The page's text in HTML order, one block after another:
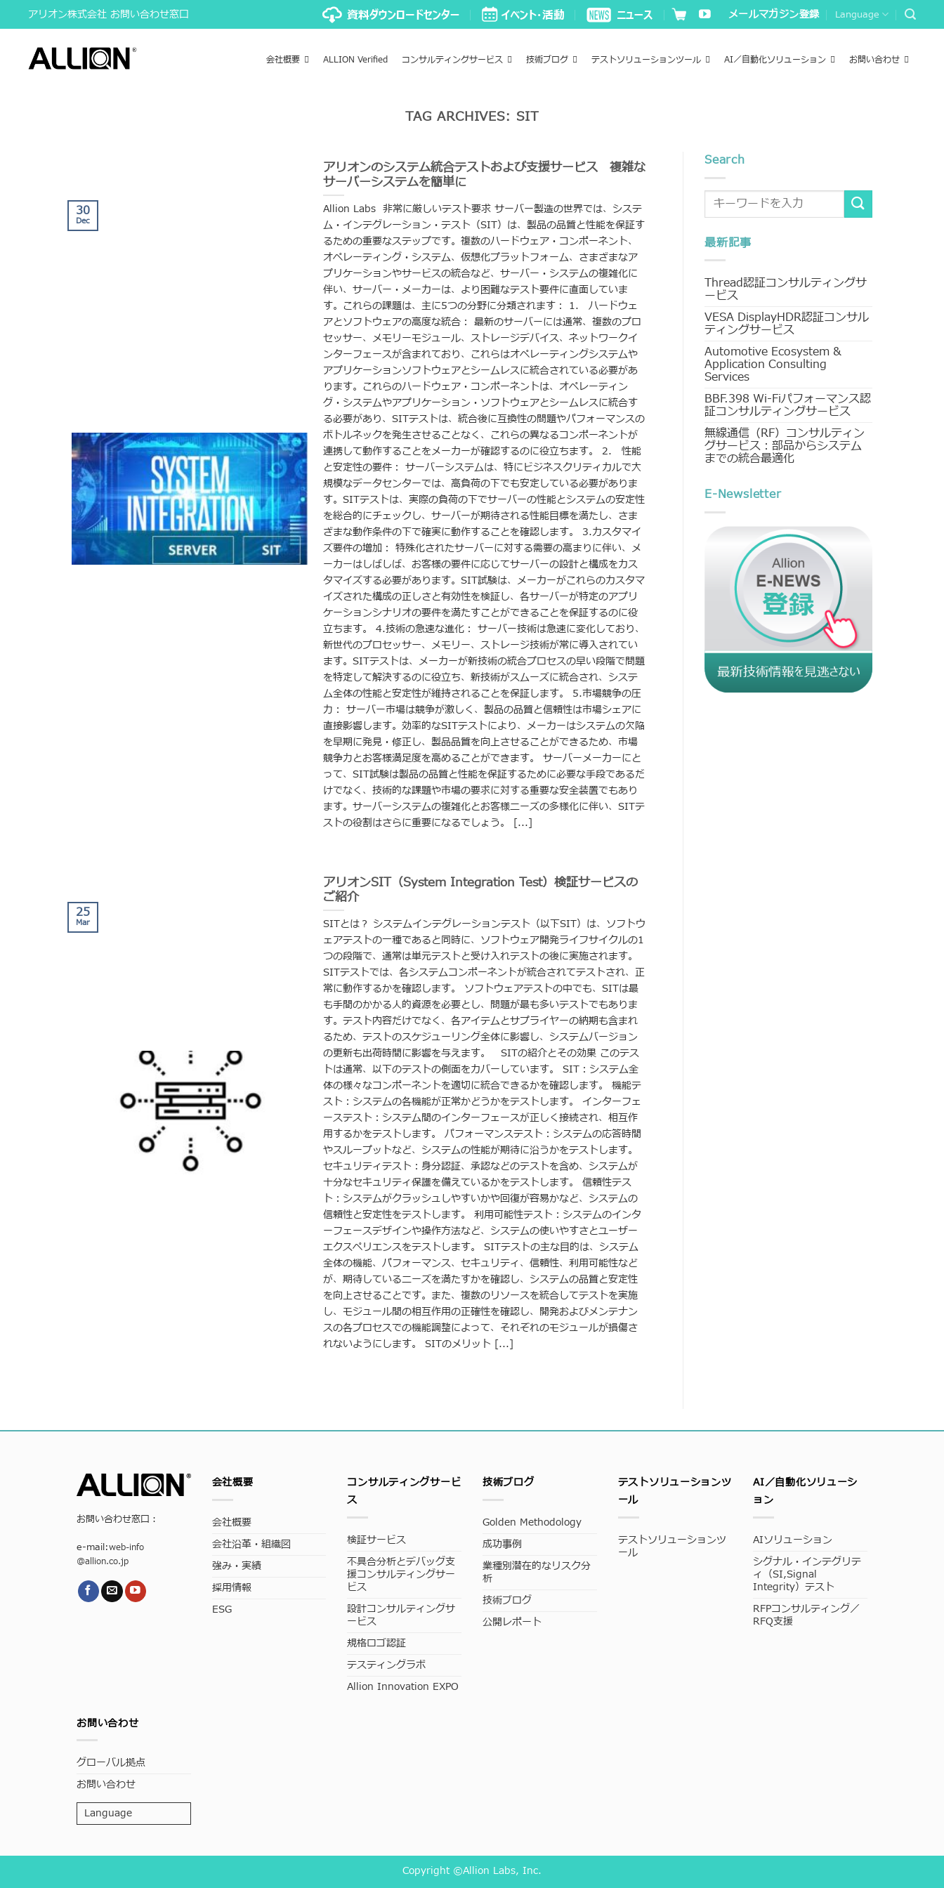
to
content
アリオン株式会社 お問い合わせ窓口 メールマガジン登録 Language
会社概要 ALLION Verified コンサルティングサービス 技術ブログ テストソリューションツール AI／自動化ソリューション お問い合わせ
TAG ARCHIVES: SIT
アリオンのシステム統合テストおよび支援サービス 複雑な
サーバーシステムを簡単に
Allion Labs 非常に厳しいテスト要求 サーバー製造の世界では、システ
ム・インテグレーション・テスト（SIT）は、製品の品質と性能を保証す
るための重要なステップです。複数のハードウェア・コンポーネント、
オペレーティング・システム、仮想化プラットフォーム、さまざまなア
プリケーションやサービスの統合など、サーバー・システムの複雑化に
伴い、サーバー・メーカーは、より困難なテスト要件に直面していま
す。これらの課題は、主に5つの分野に分類されます： 1. ハードウェ
アとソフトウェアの高度な統合： 最新のサーバーには通常、複数のプロ
セッサー、メモリーモジュール、ストレージデバイス、ネットワークイ
ンターフェースが含まれており、これらはオペレーティングシステムや
アプリケーションソフトウェアとシームレスに統合されている必要があ
ります。これらのハードウェア・コンポーネントは、オペレーティン
グ・システムやアプリケーション・ソフトウェアとシームレスに統合す
る必要があり、SITテストは、統合後に互換性の問題やパフォーマンスの
ボトルネックを発生させることなく、これらの異なるコンポーネントが
連携して動作することをメーカーが確認するのに役立ちます。 2. 性能
と安定性の要件： サーバーシステムは、特にビジネスクリティカルで大
規模なデータセンターでは、高負荷の下でも安定している必要がありま
す。SITテストは、実際の負荷の下でサーバーの性能とシステムの安定性
を総合的にチェックし、サーバーが期待される性能目標を満たし、さま
ざまな動作条件の下で確実に動作することを確認します。 3.カスタマイ
ズ要件の増加： 特殊化されたサーバーに対する需要の高まりに伴い、メ
ーカーはしばしば、お客様の要件に応じてサーバーの設計と構成をカス
タマイズする必要があります。SIT試験は、メーカーがこれらのカスタマ
イズされた構成の正しさと有効性を検証し、各サーバーが特定のアプリ
ケーションシナリオの要件を満たすことができることを保証するのに役
立ちます。 4.技術の急速な進化： サーバー技術は急速に変化しており、
新世代のプロセッサー、メモリー、ストレージ技術が常に導入されてい
ます。SITテストは、メーカーが新技術の統合プロセスの早い段階で問題
を特定して解決するのに役立ち、新技術がスムーズに統合され、システ
ム全体の性能と安定性が維持されることを保証します。 5.市場競争の圧
力： サーバー市場は競争が激しく、製品の品質と信頼性は市場シェアに
直接影響します。効率的なSITテストにより、メーカーはシステムの欠陥
を早期に発見・修正し、製品品質を向上させることができるため、市場
競争力とお客様満足度を高めることができます。 サーバーメーカーにと
って、SIT試験は製品の品質と性能を保証するために必要な手段であるだ
けでなく、技術的な課題や市場の要求に対する重要な安全装置でもあり
ます。サーバーシステムの複雑化とお客様ニーズの多様化に伴い、SITテ
ストの役割はさらに重要になるでしょう。 [...]
30
Dec
アリオンSIT（System Integration Test）検証サービスの
ご紹介
SITとは？ システムインテグレーションテスト（以下SIT）は、ソフトウ
ェアテストの一種であると同時に、ソフトウェア開発ライフサイクルの1
つの段階で、通常は単元テストと受け入れテストの後に実施されます。
SITテストでは、各システムコンポーネントが統合されてテストされ、正
常に動作するかを確認します。 ソフトウェアテストの中でも、SITは最
も手間のかかる人的資源を必要とし、問題が最も多いテストでもありま
す。テスト内容だけでなく、各アイテムとサプライヤーの納期も含まれ
るため、テストのスケジューリング全体に影響し、システムバージョン
の更新も出荷時間に影響を与えます。 SITの紹介とその効果 このテス
トは通常​​、以下のテストの側面をカバーしています。 SIT：システム全
体の様々なコンポーネントを適切に統合できるかを確認します。 機能テ
スト：システムの各機能が正常かどうかをテストします。 インターフェ
ーステスト：システム間のインターフェースが正しく接続され、相互作
用するかをテストします。 パフォーマンステスト：システムの応答時間
やスループットなど、システムの性能が期待に沿うかをテストします。
セキュリティテスト：身分認証、承認などのテストを含め、システムが
十分なセキュリティ保護を備えているかをテストします。 信頼性テス
ト：システムがクラッシュしやすいかや回復が容易かなど、システムの
信頼性と安定性をテストします。 利用可能性テスト：システムのインタ
ーフェースデザインや操作方法など、システムの使いやすさとユーザー
エクスペリエンスをテストします。 SITテストの主な目的は、システム
全体の機能、パフォーマンス、セキュリティ、信頼性、利用可能性など
が、期待しているニーズを満たすかを確認し、システムの品質と安定性
を向上させることです。また、複数のリソースを統合してテストを実施
し、モジュール間の相互作用の正確性を確認し、開発およびメンテナン
スの各プロセスでの機能調整によって、それぞれのモジュールが損傷さ
れないようにします。 SITのメリット [...]
25
Mar
Search
最新記事
Thread認証コンサルティングサ
ービス
VESA DisplayHDR認証コンサル
ティングサービス
Automotive Ecosystem &
Application Consulting
Services
BBF.398 Wi-Fiパフォーマンス認
証コンサルティングサービス
無線通信（RF）コンサルティン
グサービス：部品からシステム
までの統合最適化
E-Newsletter
お問い合わせ窓口：
e-mail:web-info
@allion.co.jp
会社概要
会社概要
会社沿革・組織図
強み・実績
採用情報
ESG
コンサルティングサービ
ス
検証サービス
不具合分析とデバッグ支
援コンサルティングサー
ビス
設計コンサルティングサ
ービス
規格ロゴ認証
テスティングラボ
Allion Innovation EXPO
技術ブログ
Golden Methodology
成功事例
業種別潜在的なリスク分
析
技術ブログ
公開レポート
テストソリューションツ
ール
テストソリューションツ
ール
AI／自動化ソリューシ
ョン
AIソリューション
シグナル・インテグリテ
ィ（SI,Signal
Integrity）テスト
RFPコンサルティング／
RFQ支援
お問い合わせ
グローバル拠点
お問い合わせ
Language
Copyright ©Allion Labs, Inc.